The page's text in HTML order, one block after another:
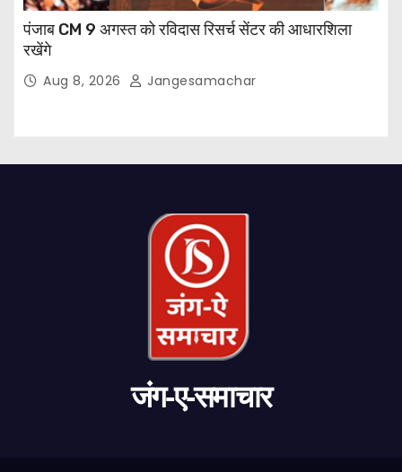
पंजाब CM 9 अगस्त को रविदास रिसर्च सेंटर की आधारशिला
रखेंगे
Aug 8, 2026 Jangesamachar
जंग-ए-समाचार